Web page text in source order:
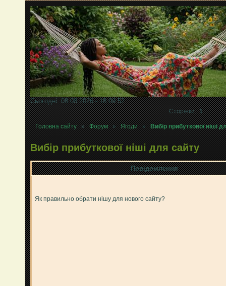
Сьогодні: 08.08.2026 - 18:09:52
Сторінки:1
Головна сайту »Форум »Ягоди »Вибір прибуткової ніші
Вибір прибуткової ніші для сайту
Повідомлення
Як правильно обрати нішу для нового сайту?